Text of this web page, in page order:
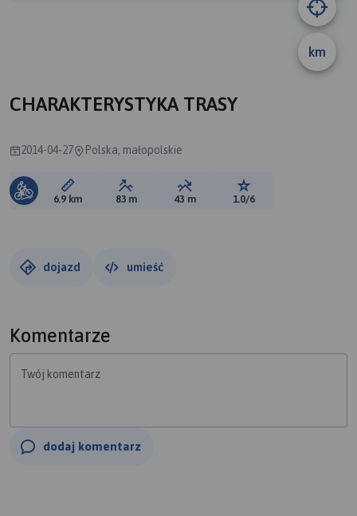
km
CHARAKTERYSTYKA TRASY
2014-04-27 Polska, małopolskie
Długość trasy:
6.9 km Suma przewyższeń:
83 m Suma spadków:
43 m Ocena trasy:
1.0/6
dojazd umieść
Komentarze
Twój komentarz
dodaj komentarz